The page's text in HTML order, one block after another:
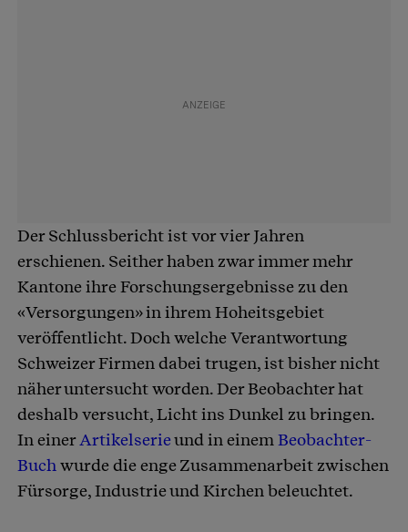
Der Schlussbericht ist vor vier Jahren
erschienen. Seither haben zwar immer mehr
Kantone ihre Forschungsergebnisse zu den
«Versorgungen» in ihrem Hoheitsgebiet
veröffentlicht. Doch welche Verantwortung
Schweizer Firmen dabei trugen, ist bisher nicht
näher untersucht worden. Der Beobachter hat
deshalb versucht, Licht ins Dunkel zu bringen.
In einerArtikelserieund in einemBeobachter-
Buchwurde die enge Zusammenarbeit zwischen
Fürsorge, Industrie und Kirchen beleuchtet.